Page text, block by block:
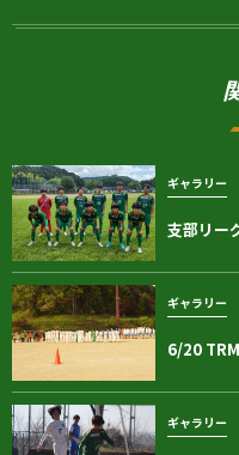
ギャラリー
支部リー
ギャラリー
6/20 TRM
ギャラリー